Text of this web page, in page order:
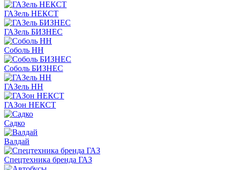
ГАЗель НЕКСТ
ГАЗель БИЗНЕС
Соболь НН
Соболь БИЗНЕС
ГАЗель НН
ГАЗон НЕКСТ
Садко
Валдай
Спецтехника бренда ГАЗ